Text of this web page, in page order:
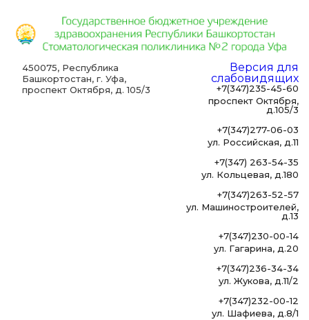
450075, Республика
Башкортостан, г. Уфа,
проспект Октября, д. 105/3
Версия для
слабовидящих
+7(347)235-45-60
проспект Октября,
д.105/3
+7(347)277-06-03
ул. Российская, д.11
+7(347) 263-54-35
ул. Кольцевая, д.180
+7(347)263-52-57
ул. Машиностроителей,
д.13
+7(347)230-00-14
ул. Гагарина, д.20
+7(347)236-34-34
ул. Жукова, д.11/2
+7(347)232-00-12
ул. Шафиева, д.8/1